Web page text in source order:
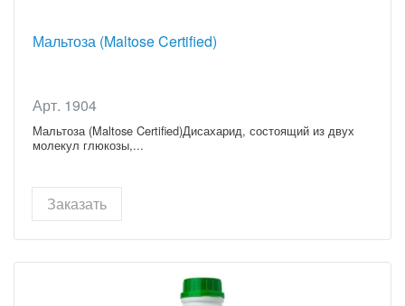
Мальтоза (Maltose Certified)
Арт. 1904
Мальтоза (Maltose Certified)Дисахарид, состоящий из двух
молекул глюкозы,...
Заказать